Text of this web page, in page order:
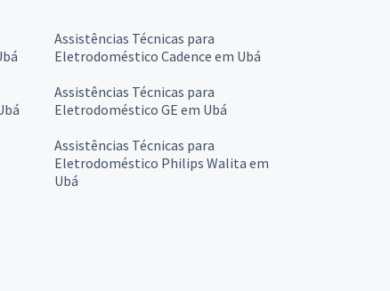
Assistências Técnicas para
Eletrodoméstico Cadence em Ubá
Assistências Técnicas para
Eletrodoméstico GE em Ubá
Assistências Técnicas para
Eletrodoméstico Philips Walita em
Ubá